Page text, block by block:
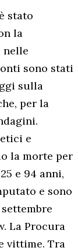
stato
la
nelle
sono stati
sulla
per la
e
la morte per
e 94 anni,
e sono
La Procura
vittime. Tra